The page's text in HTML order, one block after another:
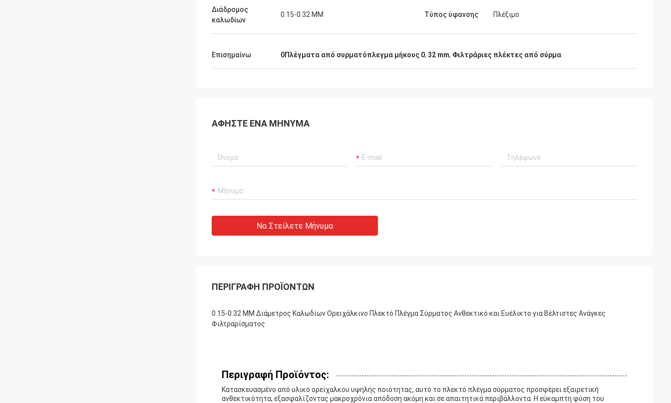
Διάδρομος
καλωδίων
0.15-0.32 MM Τύπος ύφανσης Πλέξιμο
Επισημαίνω 0Πλέγματα από συρματόπλεγμα μήκους 0, 32 mm, Φιλτράριες πλέκτες από σύρμα
ΑΦΉΣΤΕ ΈΝΑ ΜΉΝΥΜΑ
Να Στείλετε Μήνυμα
ΠΕΡΙΓΡΑΦΉ ΠΡΟΪΌΝΤΩΝ
0.15-0.32 MM Διάμετρος Καλωδίων Ορειχάλκινο Πλεκτό Πλέγμα Σύρματος Ανθεκτικό και Ευέλικτο για Βέλτιστες Ανάγκες
Φιλτραρίσματος
Περιγραφή Προϊόντος:
Κατασκευασμένο από υλικό ορείχαλκου υψηλής ποιότητας, αυτό το πλεκτό πλέγμα σύρματος προσφέρει εξαιρετική
ανθεκτικότητα, εξασφαλίζοντας μακροχρόνια απόδοση ακόμη και σε απαιτητικά περιβάλλοντα. Η εύκαμπτη φύση του